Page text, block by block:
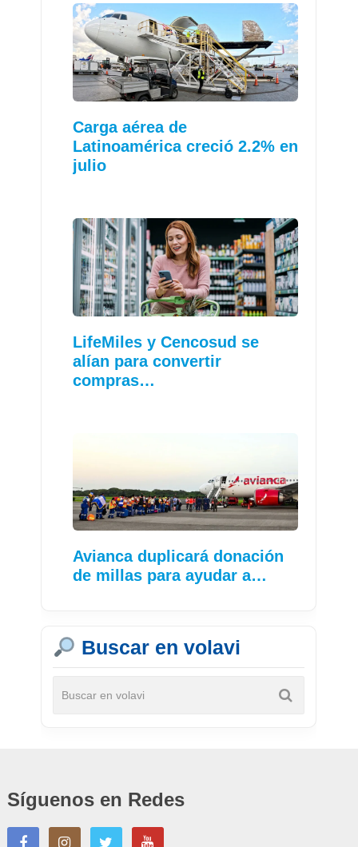
Carga aérea de
Latinoamérica creció 2.2% en
julio
LifeMiles y Cencosud se
alían para convertir
compras…
Avianca duplicará donación
de millas para ayudar a…
Buscar en volavi
Síguenos en Redes